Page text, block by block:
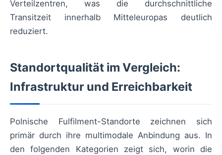
Verteilzentren, was die durchschnittliche
Transitzeit innerhalb Mitteleuropas deutlich
reduziert.
Standortqualität im Vergleich:
Infrastruktur und Erreichbarkeit
Polnische Fulfilment-Standorte zeichnen sich
primär durch ihre multimodale Anbindung aus. In
den folgenden Kategorien zeigt sich, worin die